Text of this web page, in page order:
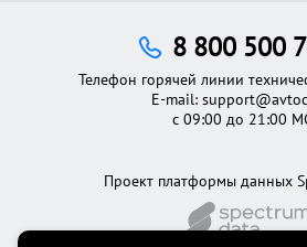
Проект платформы данных
8 800 500
Телефон горячей линии
E-mail:
с 09:00 до 21:00